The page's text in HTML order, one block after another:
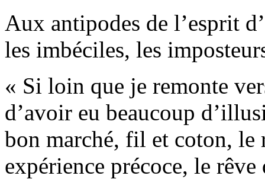
Aux antipodes de l’esprit
les imbéciles, les
« Si loin que je remonte
d’avoir eu beaucoup
bon marché, fil et coton, le
expérience précoce, le